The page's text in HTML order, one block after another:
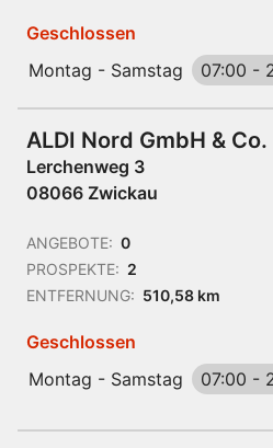
Geschlossen
Montag - Samstag
07:00 -
ALDI Nord GmbH & Co.
Lerchenweg 3
08066 Zwickau
ANGEBOTE: 0
PROSPEKTE: 2
ENTFERNUNG: 510,58 km
Geschlossen
Montag - Samstag
07:00 -